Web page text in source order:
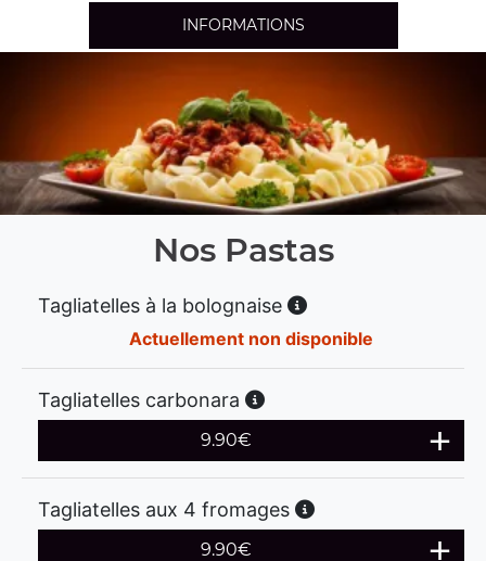
INFORMATIONS
Nos Pastas
Tagliatelles à la bolognaise
Actuellement non disponible
Tagliatelles carbonara
9.90€
Tagliatelles aux 4 fromages
9.90€